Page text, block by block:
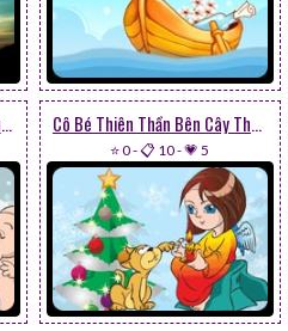
Heo Và Mèo Con Bên Người Tuyết Cô Bé Thiên Thần Bên Cây Thông
⭐ 0-📋 10-💗 5